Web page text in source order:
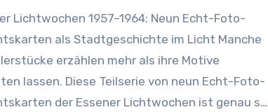
Lichtwochen 1957–1964: Neun Echt-Foto-
als Stadtgeschichte im Licht Manche
erzählen mehr als ihre Motive
lassen. Diese Teilserie von neun Echt-Foto-
der Essener Lichtwochen ist genau so